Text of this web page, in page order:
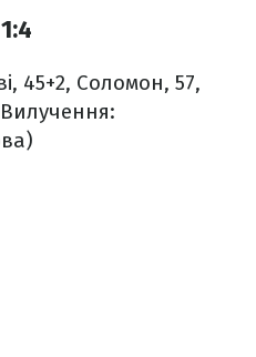
45+2, Соломон, 57,
Вилучення: